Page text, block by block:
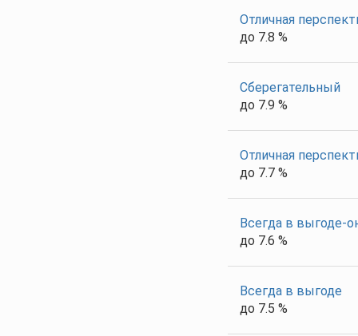
Отличная
до 7.8 %
Сберегательный
до 7.9 %
Отличная
до 7.7 %
Всегда в выгоде-
до 7.6 %
Всегда в выгоде
до 7.5 %